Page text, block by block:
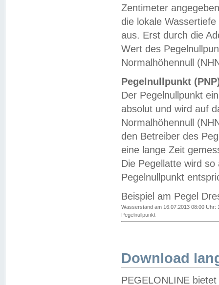
Zentimeter
die lokale
aus. Erst durch die
Wert des
Normalhöhennull
Pegelnullpunkt
Der Pegelnullpunkt
absolut und wird auf
Normalhöhennull
den Betreiber des
eine lange Zeit
Die Pegellatte wird
Pegelnullpunkt
Beispiel am Pegel
Wasserstand am 16.07.2013 08:00 Uhr:
Pegelnullpunkt
Download
PEGELONLINE